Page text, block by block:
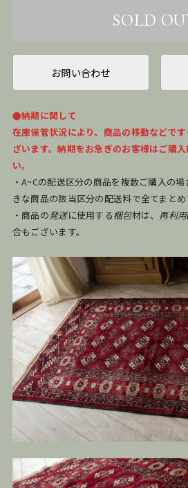
お問い合わせ
●納期に関して
在庫保管状況により、商品の移動などで
ざいます。納期をお急ぎのお客様はご購
い。
・A~Cの配送区分の商品を複数ご購入の
きな商品の該当区分の配送料で全てまとめ
・商品の発送に使用する梱包材は、 再利用
合もございます。